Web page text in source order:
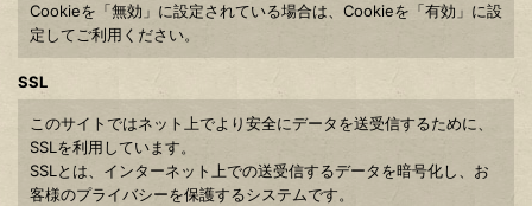
Cookieを「無効」に設定されている場合は、Cookieを「有効」に設
定してご利用ください。
SSL
このサイトではネット上でより安全にデータを送受信するために、
SSLを利用しています。
SSLとは、インターネット上での送受信するデータを暗号化し、お
客様のプライバシーを保護するシステムです。